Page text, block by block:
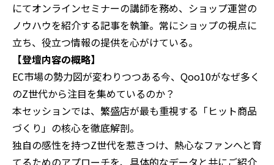
にてオンラインセミナーの講師を務め、ショップ運営の
ノウハウを紹介する記事を執筆。常にショップの視点に
立ち、役立つ情報の提供を心がけている。
【登壇内容の概略】
EC市場の勢力図が変わりつつある今、Qoo10がなぜ多く
のZ世代から注目を集めているのか？
本セッションでは、繁盛店が最も重視する「ヒット商品
づくり」の核心を徹底解剖。
独自の感性を持つZ世代を惹きつけ、熱心なファンへと育